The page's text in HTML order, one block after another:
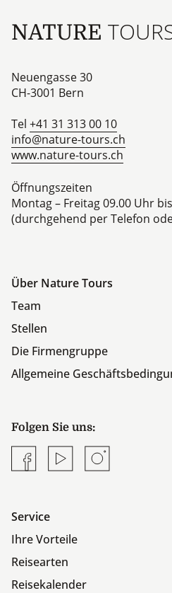
NATURE
Neuengasse 30
CH-3001 Bern
Tel +41 31 313 00 10
info@nature-tours.ch
www.nature-tours.ch
Öffnungszeiten
Montag – Freitag 09.00 Uhr
(durchgehend per Telefon
Über Nature Tours
Team
Stellen
Die Firmengruppe
Allgemeine
Folgen Sie uns:
FacebookYouTubeInstagram
Service
Ihre Vorteile
Reisearten
Reisekalender